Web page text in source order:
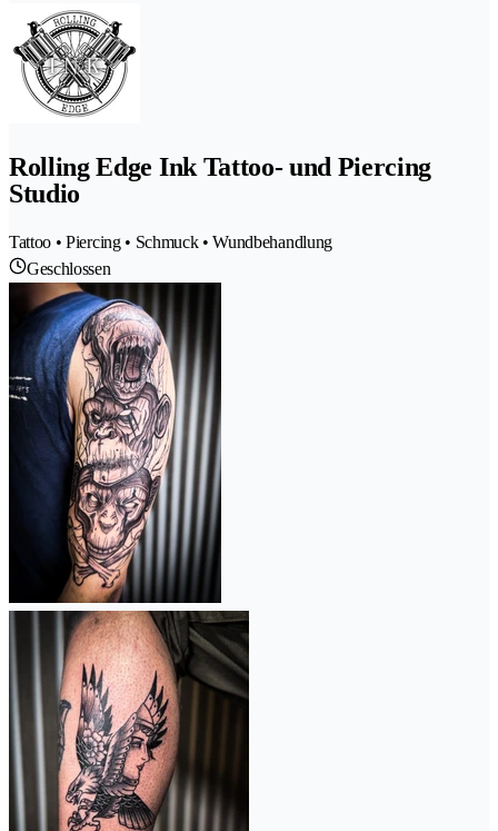
Rolling Edge Ink Tattoo- und Piercing
Studio
Tattoo • Piercing • Schmuck • Wundbehandlung
Geschlossen